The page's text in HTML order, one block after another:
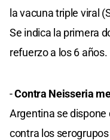
la vacuna triple viral
Se indica la primera
refuerzo a los 6 años.
-Contra Neisseria
Argentina se dispone
contra los serogrupos